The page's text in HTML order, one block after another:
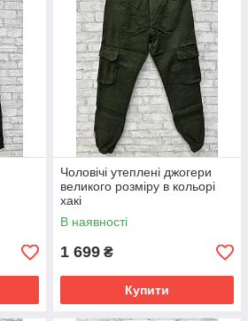
Чоловічі утеплені джогери
великого розміру в кольорі
хакі
В наявності
1 699 ₴
Купити